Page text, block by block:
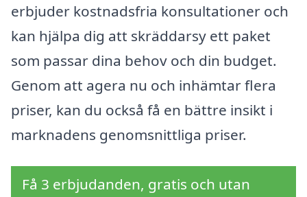
erbjuder kostnadsfria konsultationer och
kan hjälpa dig att skräddarsy ett paket
som passar dina behov och din budget.
Genom att agera nu och inhämtar flera
priser, kan du också få en bättre insikt i
marknadens genomsnittliga priser.
Få 3 erbjudanden, gratis och utan